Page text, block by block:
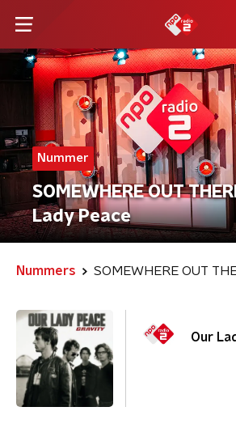
Nummer
SOMEWHERE OUT
Lady Peace
Nummers SOMEWHERE OUT
Our